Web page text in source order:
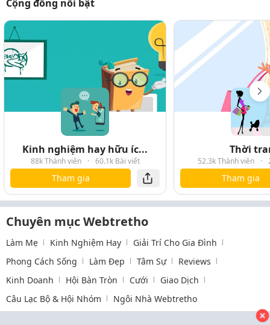
Cộng đồng nổi bật
Kinh nghiệm hay hữu íc...
88k Thành viên · 60.1k Bài viết
Tham gia
Thời
52.3k Thành viên ·
Tham gia
Chuyên mục Webtretho
Làm Mẹ Kinh Nghiệm Hay
Giải Trí Cho Gia Đình
Phong Cách Sống
Làm Đẹp Tâm Sự
Reviews
Kinh Doanh
Hội Bàn Tròn Cưới
Giao Dịch
Câu Lạc Bộ & Hội Nhóm
Ngôi Nhà Webtretho